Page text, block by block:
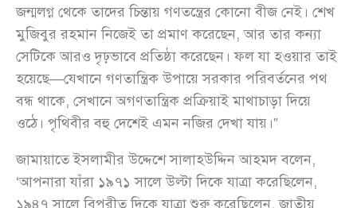
জন্মলগ্ন থেকে তাদের চিন্তায় গণতন্ত্রের কোনো বীজ নেই। শেখ
মুজিবুর রহমান নিজেই তা প্রমাণ করেছেন, আর তার কন্যা
সেটিকে আরও দৃঢ়ভাবে প্রতিষ্ঠা করেছেন। ফল যা হওয়ার তাই
হয়েছে—যেখানে গণতান্ত্রিক উপায়ে সরকার পরিবর্তনের পথ
বন্ধ থাকে, সেখানে অগণতান্ত্রিক প্রক্রিয়াই মাথাচাড়া দিয়ে
ওঠে। পৃথিবীর বহু দেশেই এমন নজির দেখা যায়।”
জামায়াতে ইসলামীর উদ্দেশে সালাহউদ্দিন আহমদ বলেন,
‘আপনারা যাঁরা ১৯৭১ সালে উল্টা দিকে যাত্রা করেছিলেন,
১৯৪৭ সালে বিপরীত দিকে যাত্রা শুরু করেছিলেন, জাতীয়